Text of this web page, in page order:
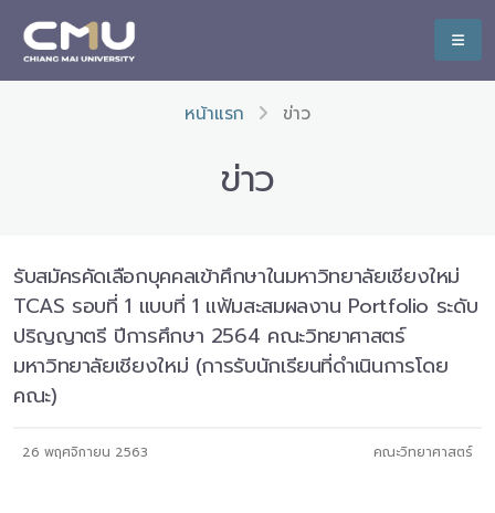
หน้าแรก ข่าว
ข่าว
รับสมัครคัดเลือกบุคคลเข้าศึกษาในมหาวิทยาลัยเชียงใหม่
TCAS รอบที่ 1 แบบที่ 1 แฟ้มสะสมผลงาน Portfolio ระดับ
ปริญญาตรี ปีการศึกษา 2564 คณะวิทยาศาสตร์
มหาวิทยาลัยเชียงใหม่ (การรับนักเรียนที่ดำเนินการโดย
คณะ)
26 พฤศจิกายน 2563 คณะวิทยาศาสตร์